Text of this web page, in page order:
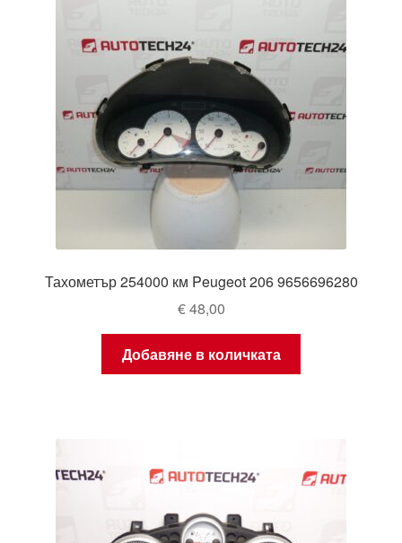
Тахометър 254000 км Peugeot 206 9656696280
€48,00
Добавяне в количката